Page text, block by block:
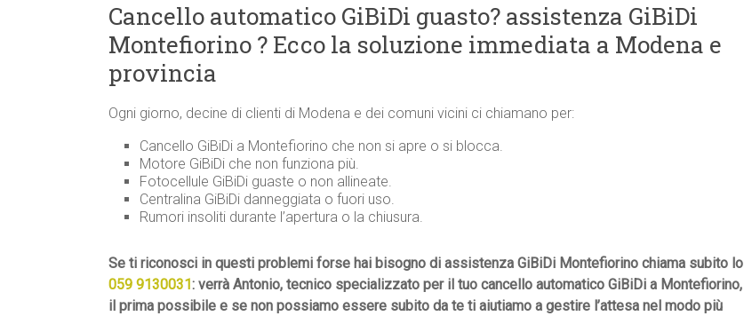
Cancello automatico GiBiDi guasto? assistenza GiBiDi
Montefiorino ? Ecco la soluzione immediata a Modena e
provincia
Ogni giorno, decine di clienti di Modena e dei comuni vicini ci chiamano per:
Cancello GiBiDi a Montefiorino che non si apre o si blocca.
Motore GiBiDi che non funziona più.
Fotocellule GiBiDi guaste o non allineate.
Centralina GiBiDi danneggiata o fuori uso.
Rumori insoliti durante l’apertura o la chiusura.
Se ti riconosci in questi problemi forse hai bisogno di assistenza GiBiDi Montefiorino chiama subito lo
059 9130031 : verrà Antonio, tecnico specializzato per il tuo cancello automatico GiBiDi a Montefiorino,
il prima possibile e se non possiamo essere subito da te ti aiutiamo a gestire l’attesa nel modo più